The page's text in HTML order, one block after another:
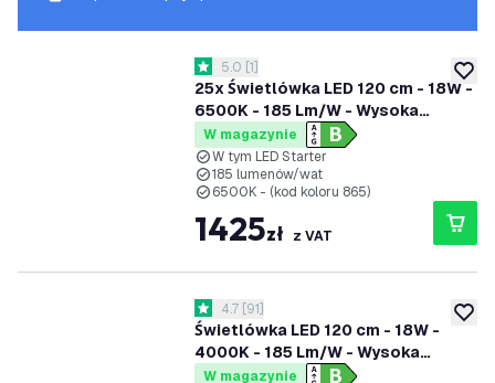
dodaj
25x Świetlówka LED 120 cm - 18W -
6500K - 185 Lm/W - Wysoka
wydajność - Klasa B
otwórz panel recenzji
5 Gwiazdki oceny
5.0 [1]
W magazynie
W tym LED Starter
185 lumenów/wat
6500K - (kod koloru 865)
1425zł z VAT
Świetlówka LED 120 cm - 18W -
4000K - 185 Lm/W - Wysoka
wydajność - Klasa B
otwórz panel recenzji
4.7 Gwiazdki oceny
4.7 [91]
W magazynie